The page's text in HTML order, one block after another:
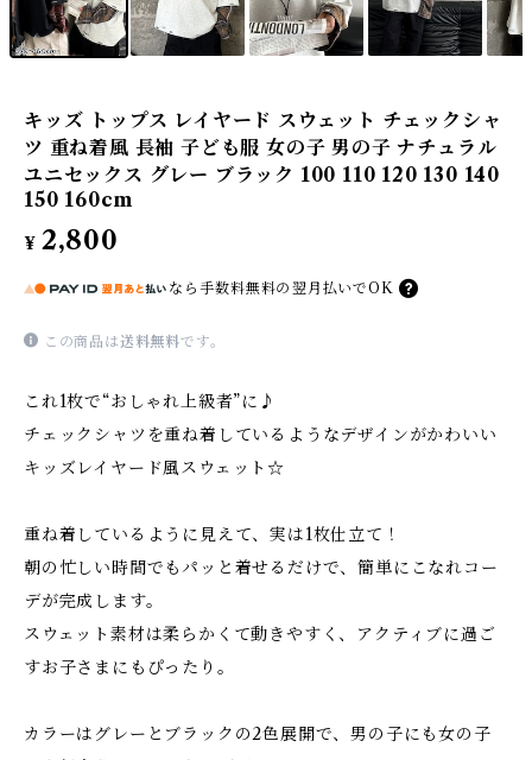
キッズ トップス レイヤード スウェット チェックシャ
ツ 重ね着風 長袖 子ども服 女の子 男の子 ナチュラル
ユニセックス グレー ブラック 100 110 120 130 140
150 160cm
¥ 2,800
なら 手数料無料の 翌月払いでOK
この商品は送料無料です。
これ1枚で“おしゃれ上級者”に♪
チェックシャツを重ね着しているようなデザインがかわいい
キッズレイヤード風スウェット☆
重ね着しているように見えて、実は1枚仕立て！
朝の忙しい時間でもパッと着せるだけで、簡単にこなれコー
デが完成します。
スウェット素材は柔らかくて動きやすく、アクティブに過ご
すお子さまにもぴったり。
カラーはグレーとブラックの2色展開で、男の子にも女の子